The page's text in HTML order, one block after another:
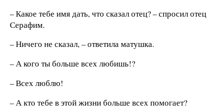
– Какое тебе имя дать, что сказал отец? – спросил отец
Серафим.
– Ничего не сказал, – ответила матушка.
– А кого ты больше всех любишь!?
– Всех люблю!
– А кто тебе в этой жизни больше всех помогает?